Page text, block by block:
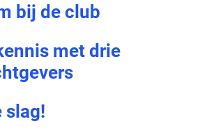
bij de club
met drie
slag!